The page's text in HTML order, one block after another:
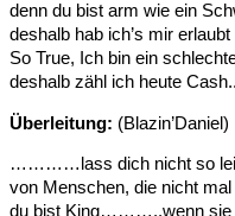
denn du bist arm wie ein
deshalb hab ich’s mir
So True, Ich bin ein
deshalb zähl ich heute
Überleitung: (Blazin’Daniel)
…………lass dich nicht so
von Menschen, die nicht
du bist King………..wenn sie